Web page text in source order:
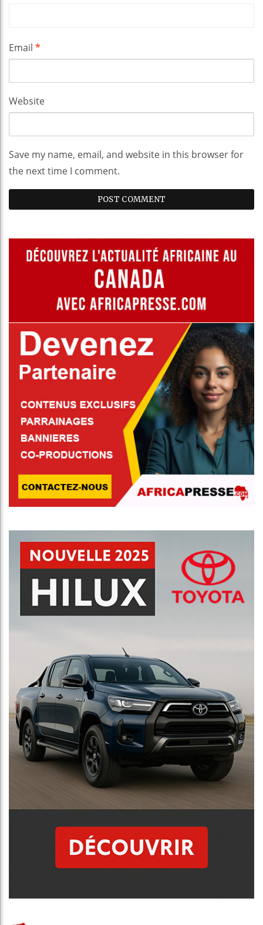
Email *
Website
Save my name, email, and website in this browser for
the next time I comment.